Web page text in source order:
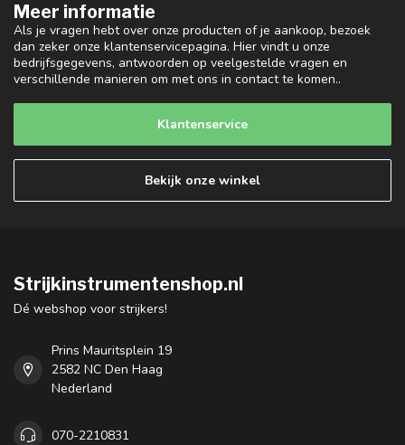
Meer informatie
Als je vragen hebt over onze producten of je aankoop, bezoek
dan zeker onze klantenservicepagina. Hier vindt u onze
bedrijfsgegevens, antwoorden op veelgestelde vragen en
verschillende manieren om met ons in contact te komen..
Klantenservice
Bekijk onze winkel
Strijkinstrumentenshop.nl
Dé webshop voor strijkers!
Prins Mauritsplein 19
2582 NC Den Haag
Nederland
070-2210831